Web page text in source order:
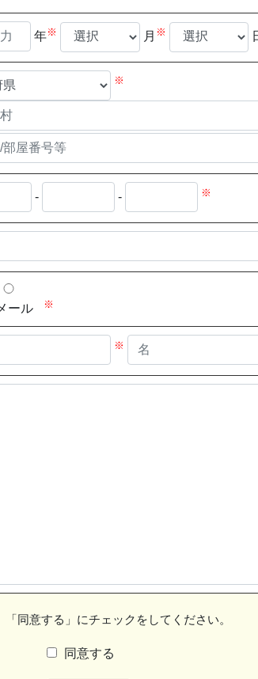
年※ 月 ※
※
- - ※
ール ※
※
「同意する」にチェックをしてください。
同意する